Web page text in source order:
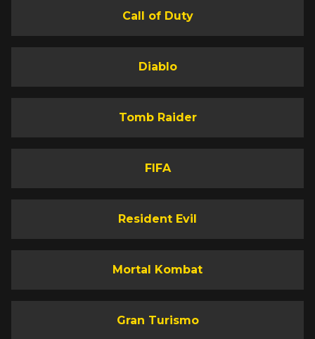
Call of Duty
Diablo
Tomb Raider
FIFA
Resident Evil
Mortal Kombat
Gran Turismo